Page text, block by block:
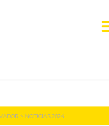
> NOTICIAS 2024